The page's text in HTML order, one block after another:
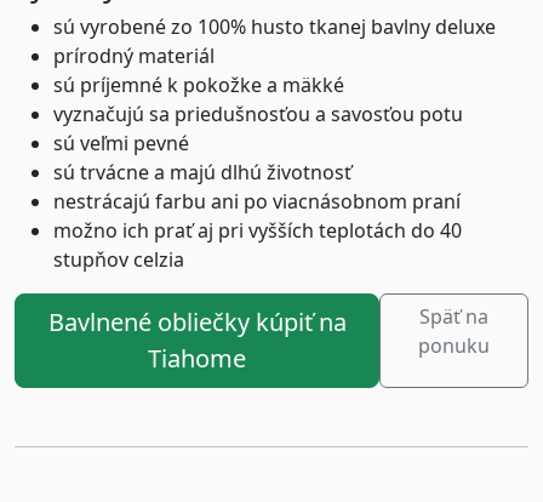
sú vyrobené zo 100% husto tkanej bavlny deluxe
prírodný materiál
sú príjemné k pokožke a mäkké
vyznačujú sa priedušnosťou a savosťou potu
sú veľmi pevné
sú trvácne a majú dlhú životnosť
nestrácajú farbu ani po viacnásobnom praní
možno ich prať aj pri vyšších teplotách do 40
stupňov celzia
Bavlnené obliečky kúpiť na
Tiahome
Späť na
ponuku